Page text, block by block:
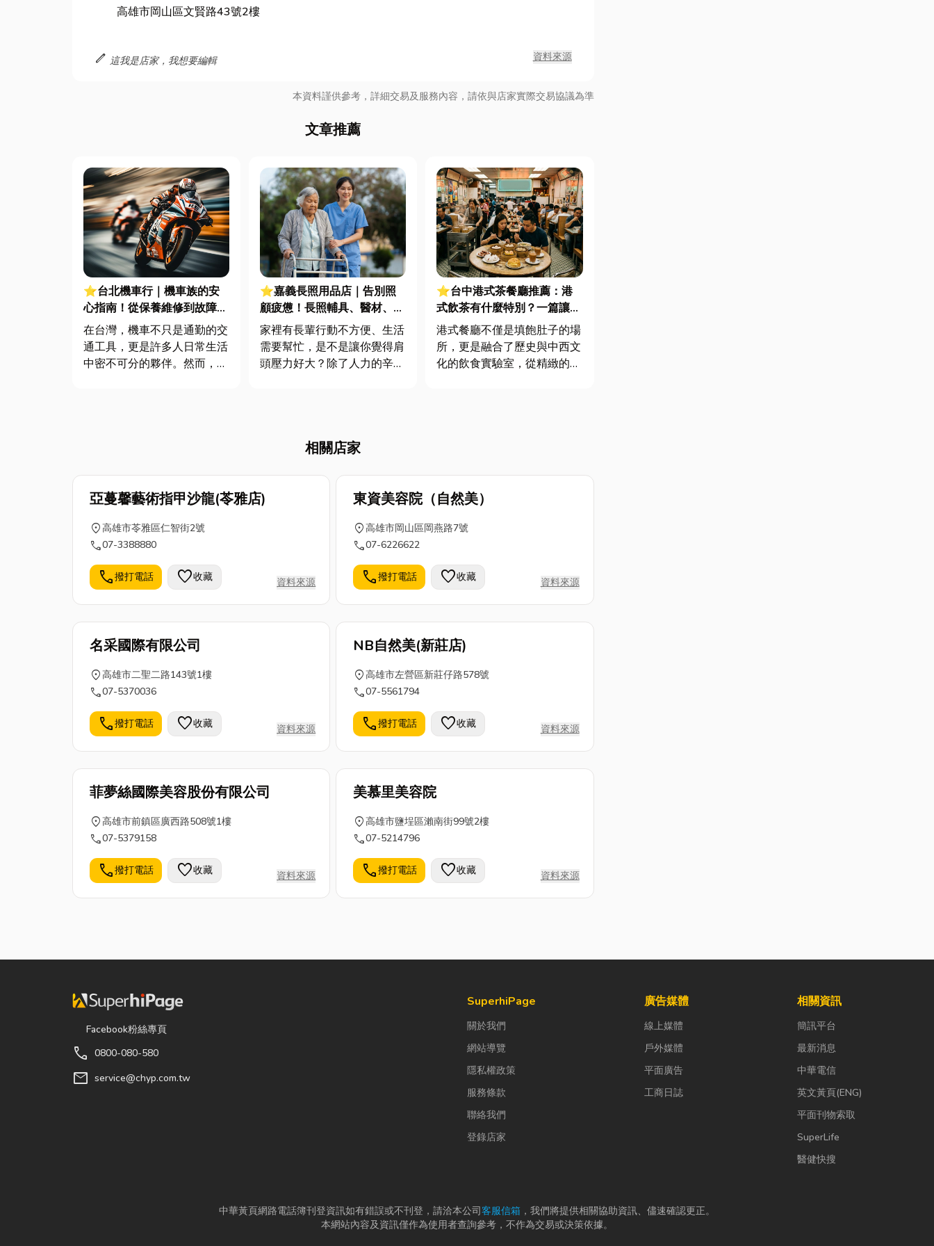
高雄市岡山區文賢路43號2樓
edit 這我是店家，我想要編輯 資料來源
本資料謹供參考，詳細交易及服務內容，請依與店家實際交易協議為準
文章推薦
⭐台北機車行｜機車族的安
心指南！從保養維修到故障排
除，解決你的騎乘困擾！
在台灣，機車不只是通勤的交
通工具，更是許多人日常生活
中密不可分的夥伴。然而，當
該如何確保...
⭐嘉義長照用品店｜告別照
顧疲憊！長照輔具、醫材、長
照補助秘訣都在這！
家裡有長輩行動不方便、生活
需要幫忙，是不是讓你覺得肩
頭壓力好大？除了人力的辛
冷冰冰」的工具裡：長照輔具
材，它們蘊...
⭐台中港式茶餐廳推薦：港
式飲茶有什麼特別？一篇讓你
了解港式餐廳為何迷人
港式餐廳不僅是填飽肚子的場
所，更是融合了歷史與中西文
化的飲食實驗室，從精緻的港
別錯過...
相關店家
亞蔓馨藝術指甲沙龍(苓雅店)
location_on高雄市苓雅區仁智街2號
call07-3388880
call撥打電話 favorite收藏 資料來源
東資美容院（自然美）
location_on高雄市岡山區岡燕路7號
call07-6226622
call撥打電話 favorite收藏 資料來源
名采國際有限公司
location_on高雄市二聖二路143號1樓
call07-5370036
call撥打電話 favorite收藏 資料來源
NB自然美(新莊店)
location_on高雄市左營區新莊仔路578號
call07-5561794
call撥打電話 favorite收藏 資料來源
菲夢絲國際美容股份有限公司
location_on高雄市前鎮區廣西路508號1樓
call07-5379158
call撥打電話 favorite收藏 資料來源
美慕里美容院
location_on高雄市鹽埕區瀨南街99號2樓
call07-5214796
call撥打電話 favorite收藏 資料來源
Facebook粉絲專頁
call 0800-080-580
mail service@chyp.com.tw
SuperhiPage
關於我們
網站導覽
隱私權政策
服務條款
聯絡我們
登錄店家
廣告媒體
線上媒體
戶外媒體
平面廣告
工商日誌
相關資訊
簡訊平台
最新消息
中華電信
英文黃頁(ENG)
平面刊物索取
SuperLife
醫健快搜
中華黃頁網路電話簿刊登資訊如有錯誤或不刊登，請洽本公司客服信箱 ，我們將提供相關協助資訊、儘速確認更正。
本網站內容及資訊僅作為使用者查詢參考，不作為交易或決策依據。